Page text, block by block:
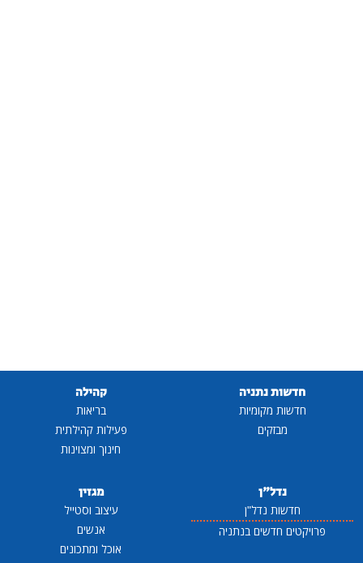
חדשות נתניה
חדשות מקומיות
מבזקים
קהילה
בריאות
פעילות קהילתית
חינוך ומצוינות
נדל"ן
חדשות נדל"ן
פרויקטים חדשים בנתניה
מגזין
עיצוב וסטייל
אנשים
אוכל ומתכונים